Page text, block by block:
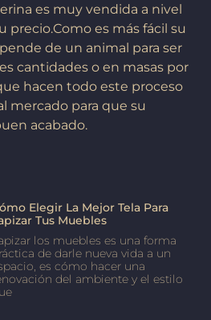
es muy vendida a nivel
precio.Como es más fácil su
de un animal para ser
cantidades o en masas por
hacen todo este proceso
mercado para que su
acabado.
Elegir La Mejor Tela Para
Tus Muebles
los muebles es una forma
de darle nueva vida a un
es cómo hacer una
del ambiente y el estilo